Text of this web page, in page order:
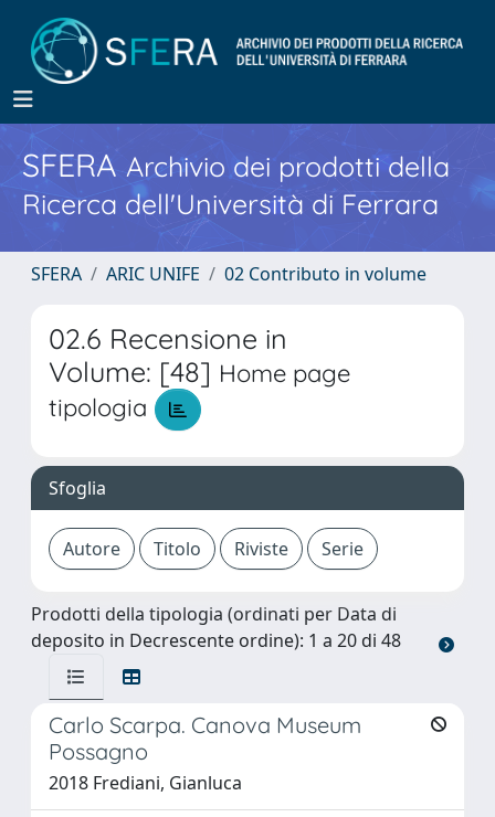
SFERA Archivio dei prodotti della
Ricerca dell'Università di Ferrara
SFERA ARIC UNIFE 02 Contributo in volume
02.6 Recensione in
Volume: [48] Home page
tipologia
Sfoglia
Prodotti della tipologia (ordinati per Data di
deposito in Decrescente ordine): 1 a 20 di 48
Carlo Scarpa. Canova Museum
Possagno
2018 Frediani, Gianluca